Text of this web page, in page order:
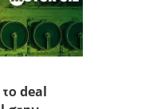
deal